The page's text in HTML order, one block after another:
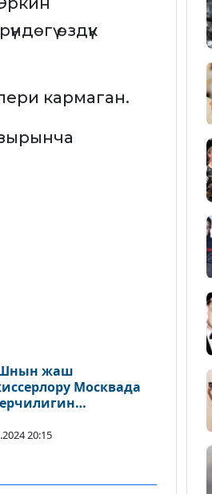
өздүк
кармаган.
жаш
Москвада
20:15